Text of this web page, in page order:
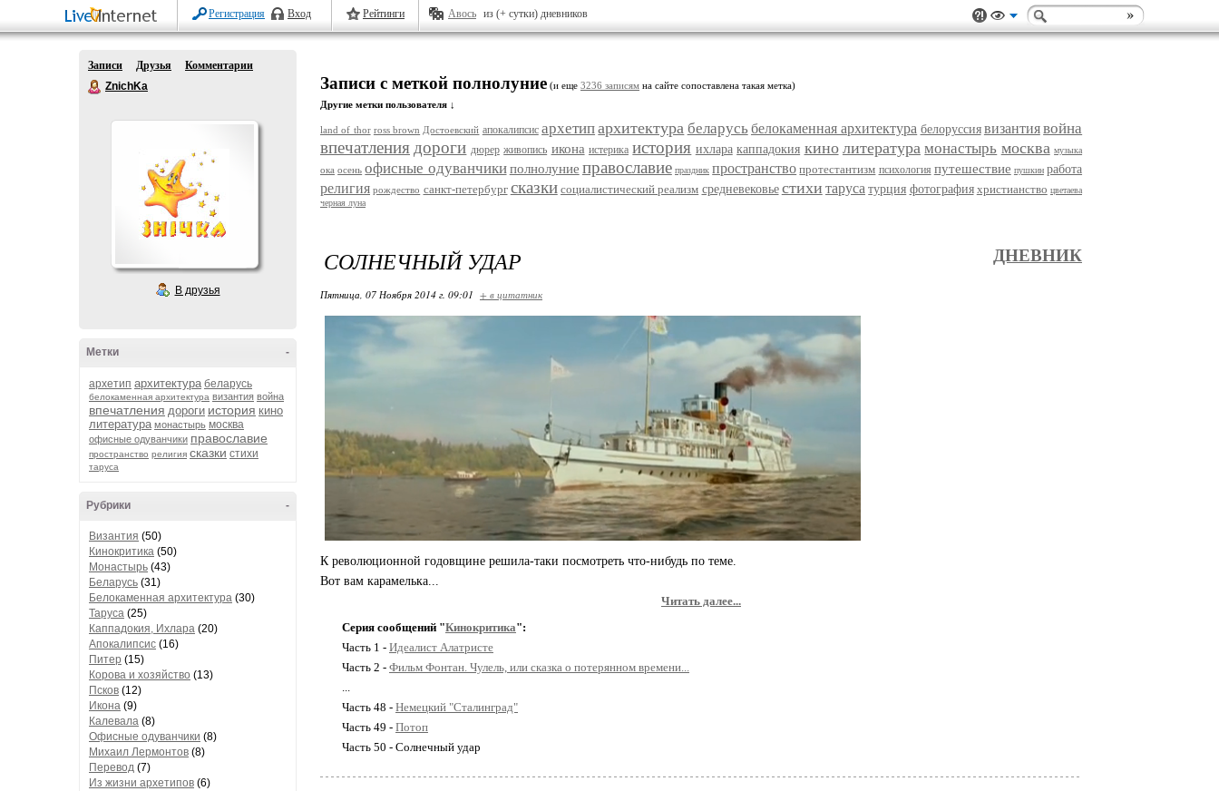
Регистрация Вход Рейтинги Авось из (+ сутки) дневников
Записи Друзья
Комментарии
ZnichKa
В друзья
-
Метки
архетип архитектура беларусь
белокаменная архитектура византия война
впечатления дороги история кино
литература монастырь москва
офисные одуванчики православие
пространство религия сказки стихи
таруса
-
Рубрики
Византия (50)
Кинокритика (50)
Монастырь (43)
Беларусь (31)
Белокаменная архитектура (30)
Таруса (25)
Каппадокия, Ихлара (20)
Апокалипсис (16)
Питер (15)
Корова и хозяйство (13)
Псков (12)
Икона (9)
Калевала (8)
Офисные одуванчики (8)
Михаил Лермонтов (8)
Перевод (7)
Из жизни архетипов (6)
Записи с меткой полнолуние (и еще 3236 записям на сайте сопоставлена такая метка)
Другие метки пользователя ↓
land of thor ross brown Достоевский апокалипсис архетипархитектура беларусьбелокаменная архитектура белоруссия византиявойна
впечатления дороги дюрер живопись икона истерика история ихлара каппадокия кино литература монастырь москва музыка
ока осень офисные одуванчики полнолуние православие праздник пространство протестантизм психология путешествие пушкин работа
религия рождество санкт-петербург сказки социалистический реализм средневековье стихи таруса турция фотография христианство цветаева
черная луна
СОЛНЕЧНЫЙ УДАР ДНЕВНИК
Пятница, 07 Ноября 2014 г. 09:01 + в цитатник
К революционной годовщине решила-таки посмотреть что-нибудь по теме.
Вот вам карамелька...
Читать далее...
Серия сообщений "Кинокритика":
Часть 1 - Идеалист Алатристе
Часть 2 - Фильм Фонтан. Чулель, или сказка о потерянном времени...
...
Часть 48 - Немецкий "Сталинград"
Часть 49 - Потоп
Часть 50 - Солнечный удар